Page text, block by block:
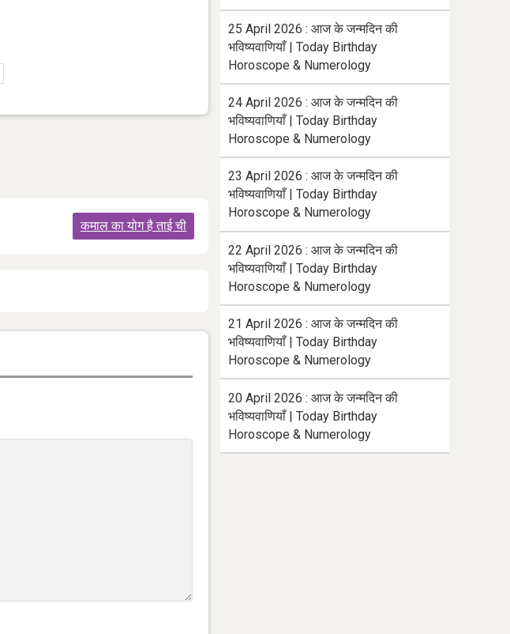
कमाल का योग है ताई ची
25 April 2026 : आज के जन्मदिन की
भविष्यवाणियाँ | Today Birthday
Horoscope & Numerology
24 April 2026 : आज के जन्मदिन की
भविष्यवाणियाँ | Today Birthday
Horoscope & Numerology
23 April 2026 : आज के जन्मदिन की
भविष्यवाणियाँ | Today Birthday
Horoscope & Numerology
22 April 2026 : आज के जन्मदिन की
भविष्यवाणियाँ | Today Birthday
Horoscope & Numerology
21 April 2026 : आज के जन्मदिन की
भविष्यवाणियाँ | Today Birthday
Horoscope & Numerology
20 April 2026 : आज के जन्मदिन की
भविष्यवाणियाँ | Today Birthday
Horoscope & Numerology